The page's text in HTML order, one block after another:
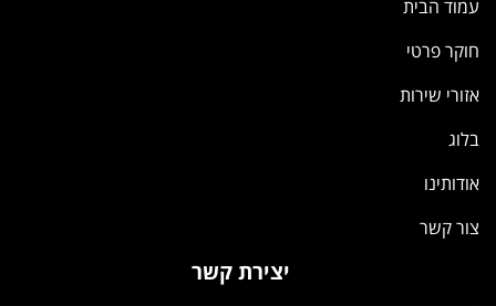
עמוד הבית
חוקר פרטי
אזורי שירות
בלוג
אודותינו
צור קשר
יצירת קשר